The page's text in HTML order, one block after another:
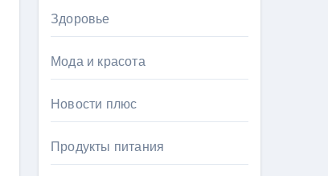
Здоровье
Мода и красота
Новости плюс
Продукты питания